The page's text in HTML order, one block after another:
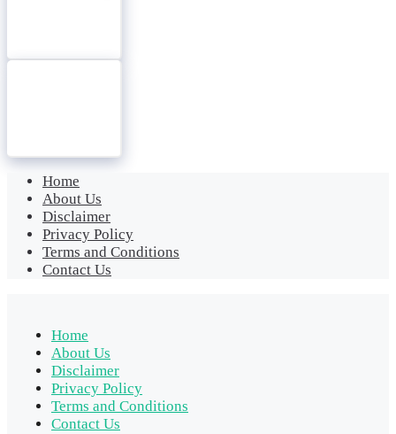
Home
About Us
Disclaimer
Privacy Policy
Terms and Conditions
Contact Us
Home
About Us
Disclaimer
Privacy Policy
Terms and Conditions
Contact Us